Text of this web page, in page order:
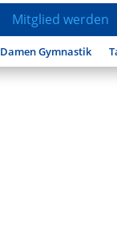
Mitglied werden
Damen Gymnastik